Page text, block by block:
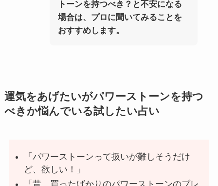
トーンを持つべき？と不安になる
場合は、プロに聞いてみることを
おすすめします。
運気をあげたいがパワーストーンを持つ
べきか悩んでいる試したい占い
「パワーストーンって扱いが難しそうだけ
ど、欲しい！」